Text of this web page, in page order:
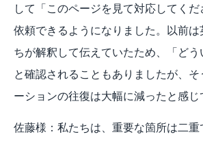
して「このページを見て対応してくだ
依頼できるようになりました。以前は
ちが解釈して伝えていたため、「どう
と確認されることもありましたが、
ーションの往復は大幅に減ったと感じ
佐藤様：私たちは、重要な箇所は二重